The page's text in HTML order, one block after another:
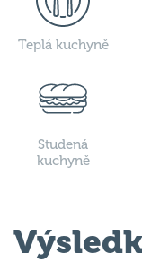
Teplá kuchyně
Studená
kuchyně